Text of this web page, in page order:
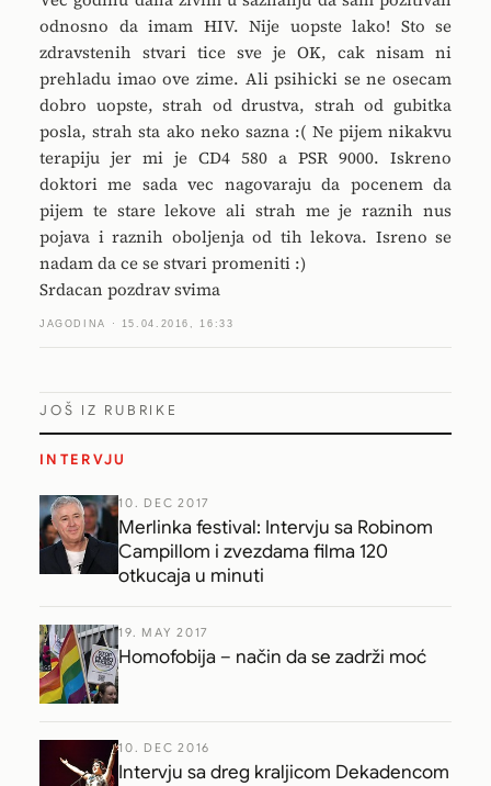
odnosno da imam HIV. Nije uopste lako! Sto se
zdravstenih stvari tice sve je OK, cak nisam ni
prehladu imao ove zime. Ali psihicki se ne osecam
dobro uopste, strah od drustva, strah od gubitka
posla, strah sta ako neko sazna :( Ne pijem nikakvu
terapiju jer mi je CD4 580 a PSR 9000. Iskreno
doktori me sada vec nagovaraju da pocenem da
pijem te stare lekove ali strah me je raznih nus
pojava i raznih oboljenja od tih lekova. Isreno se
nadam da ce se stvari promeniti :)
Srdacan pozdrav svima
JAGODINA · 15.04.2016, 16:33
JOŠ IZ RUBRIKE
INTERVJU
10. DEC 2017
Merlinka festival: Intervju sa Robinom
Campillom i zvezdama filma 120
otkucaja u minuti
19. MAY 2017
Homofobija – način da se zadrži moć
10. DEC 2016
Intervju sa dreg kraljicom Dekadencom